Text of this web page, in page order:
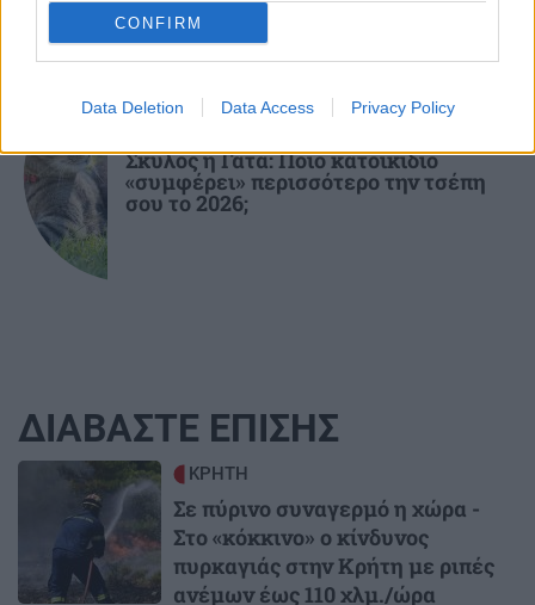
CONFIRM
Data Deletion Data Access Privacy Policy
ΕΛΛΑΔΑ
Σκύλος ή Γάτα: Ποιο κατοικίδιο
«συμφέρει» περισσότερο την τσέπη
σου το 2026;
ΔΙΑΒΑΣΤΕ ΕΠΙΣΗΣ
ΚΡΗΤΗ
Σε πύρινο συναγερμό η χώρα -
Στο «κόκκινο» ο κίνδυνος
πυρκαγιάς στην Κρήτη με ριπές
ανέμων έως 110 χλμ./ώρα